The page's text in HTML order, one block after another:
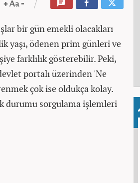
bir gün emekli olacakları
yaşı, ödenen prim günleri ve
farklılık gösterebilir. Peki,
portalı üzerinden 'Ne
çok ise oldukça kolay.
durumu sorgulama işlemleri